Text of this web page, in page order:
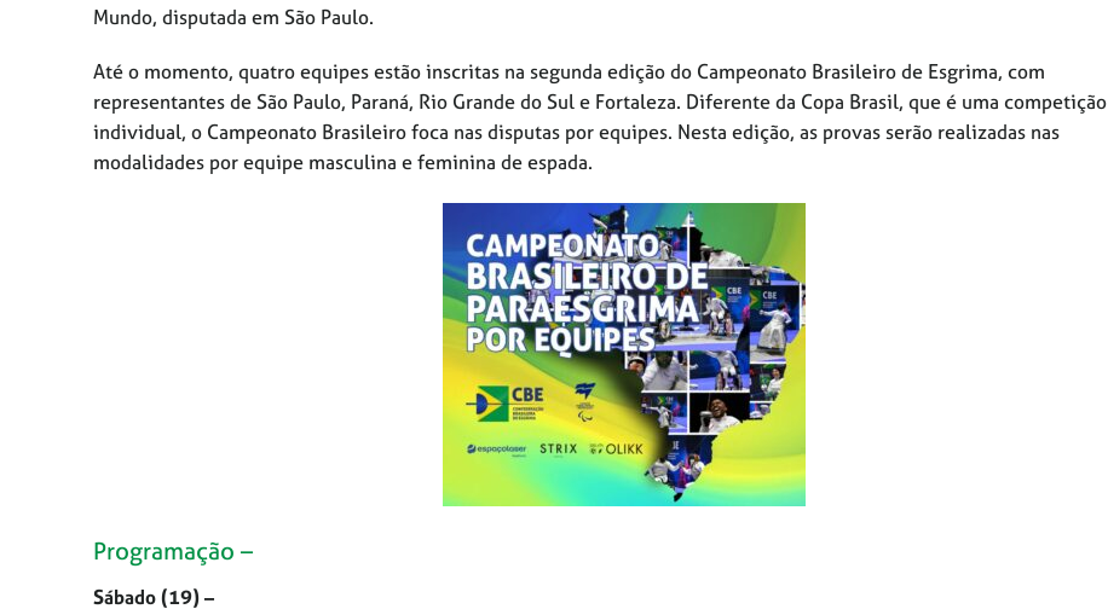
Mundo, disputada em São Paulo.
Até o momento, quatro equipes estão inscritas na segunda edição do Campeonato Brasileiro de Esgrima, com
representantes de São Paulo, Paraná, Rio Grande do Sul e Fortaleza. Diferente da Copa Brasil, que é uma competição
individual, o Campeonato Brasileiro foca nas disputas por equipes. Nesta edição, as provas serão realizadas nas
modalidades por equipe masculina e feminina de espada.
Programação –
Sábado (19) –